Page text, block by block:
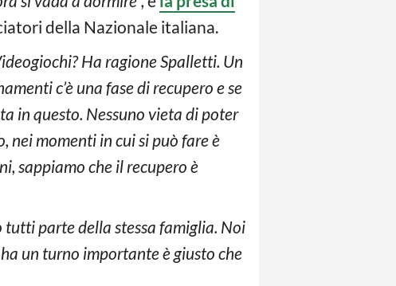
della Nazionale italiana.
Ha ragione Spalletti. Un
c’è una fase di recupero e se
in questo. Nessuno vieta di poter
nei momenti in cui si può fare è
sappiamo che il recupero è
parte della stessa famiglia. Noi
un turno importante è giusto che